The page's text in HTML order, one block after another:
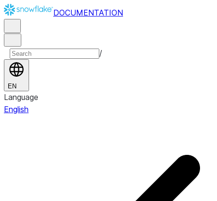
DOCUMENTATION
/
EN
Language
English